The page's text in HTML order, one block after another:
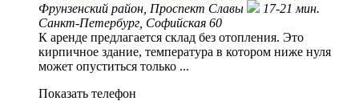
Фрунзенский район, Проспект Славы
17-21 мин.
Санкт-Петербург, Софийская 60
К аренде предлагается склад без отопления. Это
кирпичное здание, температура в котором ниже нуля
может опуститься только ...
Показать телефон